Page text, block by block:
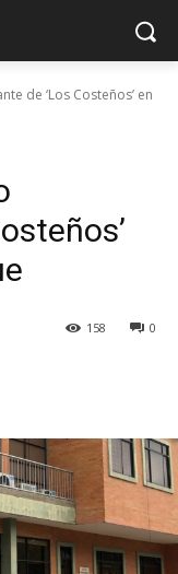
de ‘Los Costeños’ en
0
158